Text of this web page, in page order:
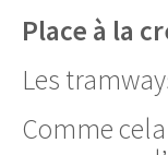
Place à la
Les
Comme